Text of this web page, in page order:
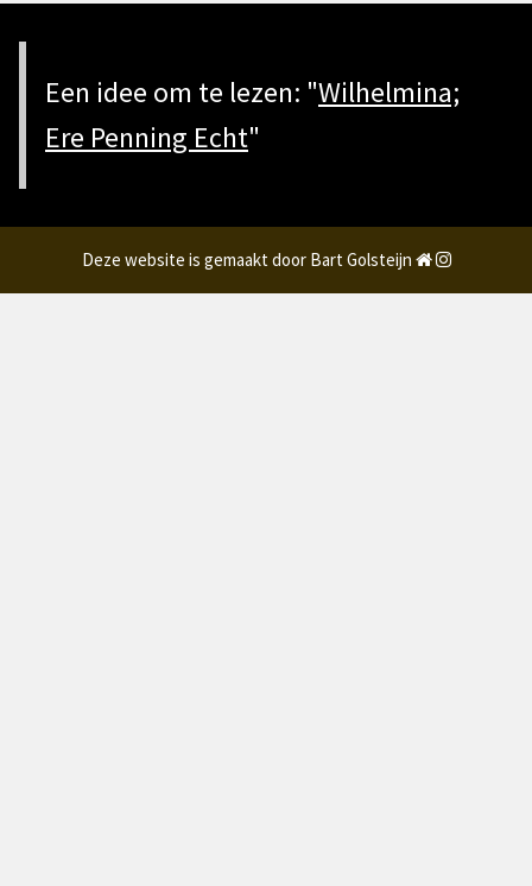
Een idee om te lezen: "Wilhelmina;
Ere Penning Echt"
Deze website is gemaakt door Bart Golsteijn